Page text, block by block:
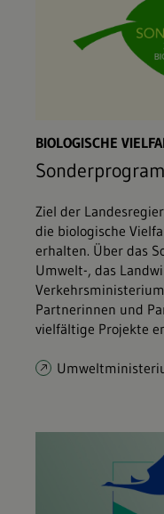
BIOLOGISCHE
Ziel der
die biologische
erhalten. Über das
Umwelt-, das
Partnerinnen und
vielfältige Projekte